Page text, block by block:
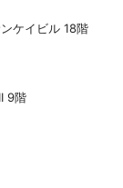
ケイビル 18階
9階